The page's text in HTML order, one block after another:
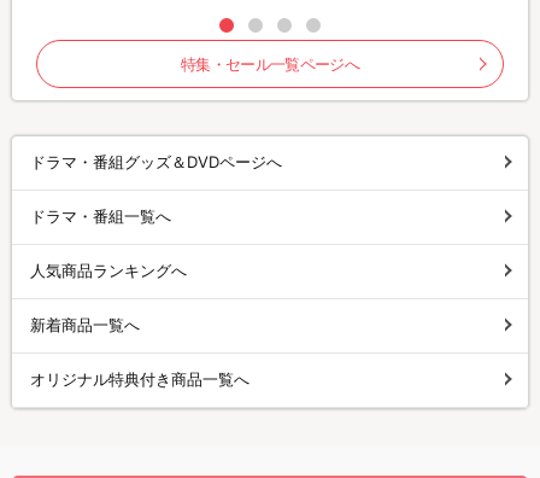
特集・セール一覧ページへ
ドラマ・番組グッズ＆DVDページへ
ドラマ・番組一覧へ
人気商品ランキングへ
新着商品一覧へ
オリジナル特典付き商品一覧へ